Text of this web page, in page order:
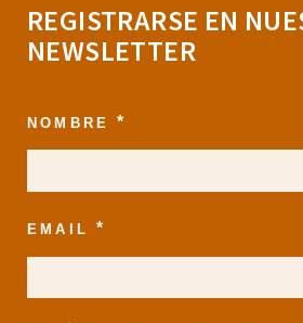
REGISTRARSE EN
NEWSLETTER
NOMBRE*
EMAIL*